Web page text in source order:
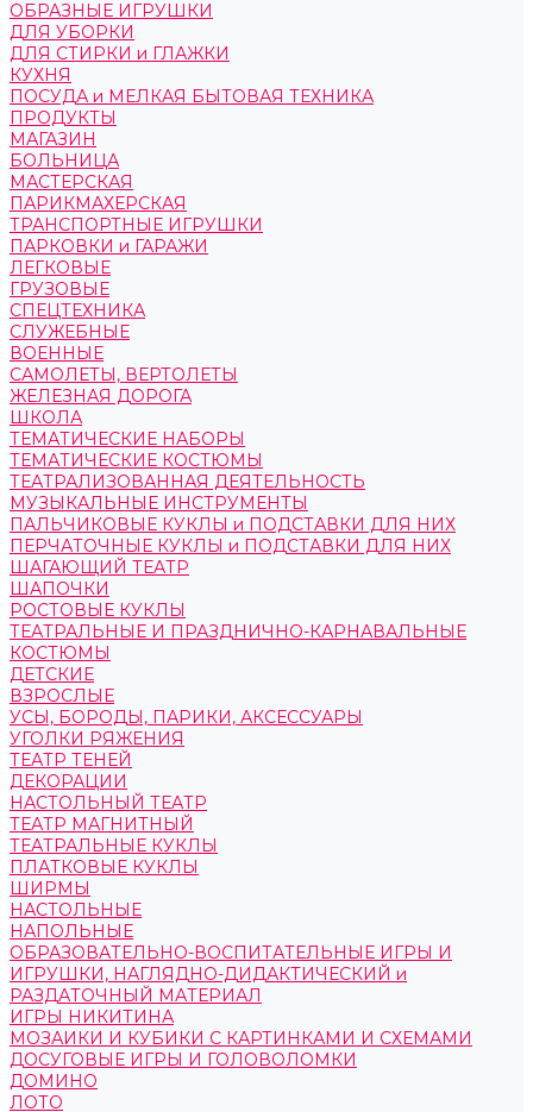
ОБРАЗНЫЕ ИГРУШКИ
ДЛЯ УБОРКИ
ДЛЯ СТИРКИ и ГЛАЖКИ
КУХНЯ
ПОСУДА и МЕЛКАЯ БЫТОВАЯ ТЕХНИКА
ПРОДУКТЫ
МАГАЗИН
БОЛЬНИЦА
МАСТЕРСКАЯ
ПАРИКМАХЕРСКАЯ
ТРАНСПОРТНЫЕ ИГРУШКИ
ПАРКОВКИ и ГАРАЖИ
ЛЕГКОВЫЕ
ГРУЗОВЫЕ
СПЕЦТЕХНИКА
СЛУЖЕБНЫЕ
ВОЕННЫЕ
САМОЛЕТЫ, ВЕРТОЛЕТЫ
ЖЕЛЕЗНАЯ ДОРОГА
ШКОЛА
ТЕМАТИЧЕСКИЕ НАБОРЫ
ТЕМАТИЧЕСКИЕ КОСТЮМЫ
ТЕАТРАЛИЗОВАННАЯ ДЕЯТЕЛЬНОСТЬ
МУЗЫКАЛЬНЫЕ ИНСТРУМЕНТЫ
ПАЛЬЧИКОВЫЕ КУКЛЫ и ПОДСТАВКИ ДЛЯ НИХ
ПЕРЧАТОЧНЫЕ КУКЛЫ и ПОДСТАВКИ ДЛЯ НИХ
ШАГАЮЩИЙ ТЕАТР
ШАПОЧКИ
РОСТОВЫЕ КУКЛЫ
ТЕАТРАЛЬНЫЕ И ПРАЗДНИЧНО-КАРНАВАЛЬНЫЕ
КОСТЮМЫ
ДЕТСКИЕ
ВЗРОСЛЫЕ
УСЫ, БОРОДЫ, ПАРИКИ, АКСЕССУАРЫ
УГОЛКИ РЯЖЕНИЯ
ТЕАТР ТЕНЕЙ
ДЕКОРАЦИИ
НАСТОЛЬНЫЙ ТЕАТР
ТЕАТР МАГНИТНЫЙ
ТЕАТРАЛЬНЫЕ КУКЛЫ
ПЛАТКОВЫЕ КУКЛЫ
ШИРМЫ
НАСТОЛЬНЫЕ
НАПОЛЬНЫЕ
ОБРАЗОВАТЕЛЬНО-ВОСПИТАТЕЛЬНЫЕ ИГРЫ И
ИГРУШКИ, НАГЛЯДНО-ДИДАКТИЧЕСКИЙ и
РАЗДАТОЧНЫЙ МАТЕРИАЛ
ИГРЫ НИКИТИНА
МОЗАИКИ И КУБИКИ С КАРТИНКАМИ И СХЕМАМИ
ДОСУГОВЫЕ ИГРЫ И ГОЛОВОЛОМКИ
ДОМИНО
ЛОТО